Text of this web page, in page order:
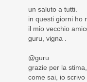
un saluto a tutti.
in questi giorni ho
il mio vecchio
guru, vigna .
@guru
grazie per la
come sai, io scrivo